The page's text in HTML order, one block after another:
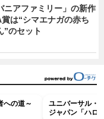
ニアファミリー」の新作
は“シマエナガの赤ち
”のセット
への道～
ユニバーサル・
ジャパン「ハロ